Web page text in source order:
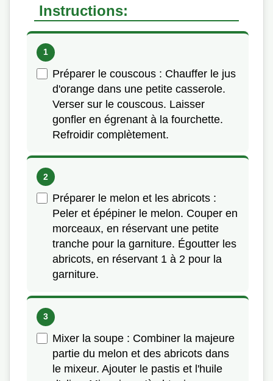
Instructions:
Préparer le couscous : Chauffer le jus
d'orange dans une petite casserole.
Verser sur le couscous. Laisser
gonfler en égrenant à la fourchette.
Refroidir complètement.
Préparer le melon et les abricots :
Peler et épépiner le melon. Couper en
morceaux, en réservant une petite
tranche pour la garniture. Égoutter les
abricots, en réservant 1 à 2 pour la
garniture.
Mixer la soupe : Combiner la majeure
partie du melon et des abricots dans
le mixeur. Ajouter le pastis et l'huile